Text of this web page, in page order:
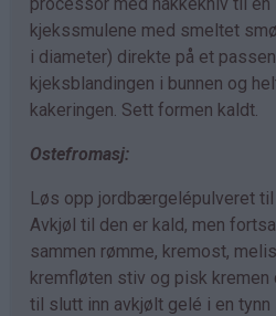
kjekssmulene med smeltet
i diameter) direkte på et
kjeksblandingen i bunnen og
kakeringen. Sett formen kaldt.
Ostefromasj:
Løs opp jordbærgelépulveret til
Avkjøl til den er kald, men
sammen rømme, kremost,
kremfløten stiv og pisk
til slutt inn avkjølt gelé i en